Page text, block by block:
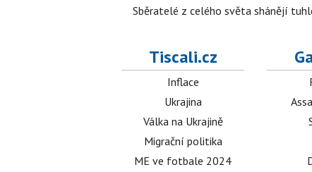
Sběratelé z celého světa shánějí
Tiscali.cz
Inflace
Ukrajina
Válka na Ukrajině
Migrační politika
ME ve fotbale 2024